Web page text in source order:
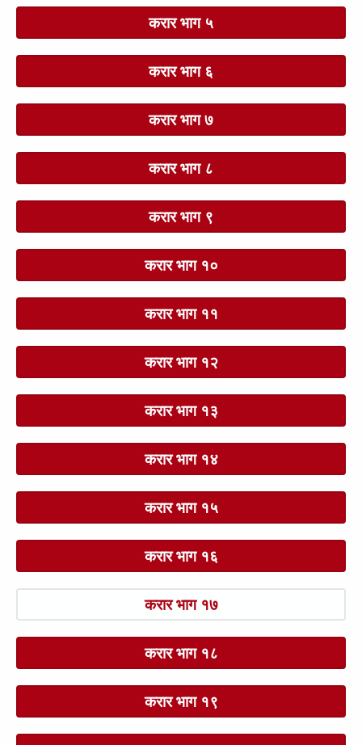
करार भाग ५
करार भाग ६
करार भाग ७
करार भाग ८
करार भाग ९
करार भाग १०
करार भाग ११
करार भाग १२
करार भाग १३
करार भाग १४
करार भाग १५
करार भाग १६
करार भाग १७
करार भाग १८
करार भाग १९